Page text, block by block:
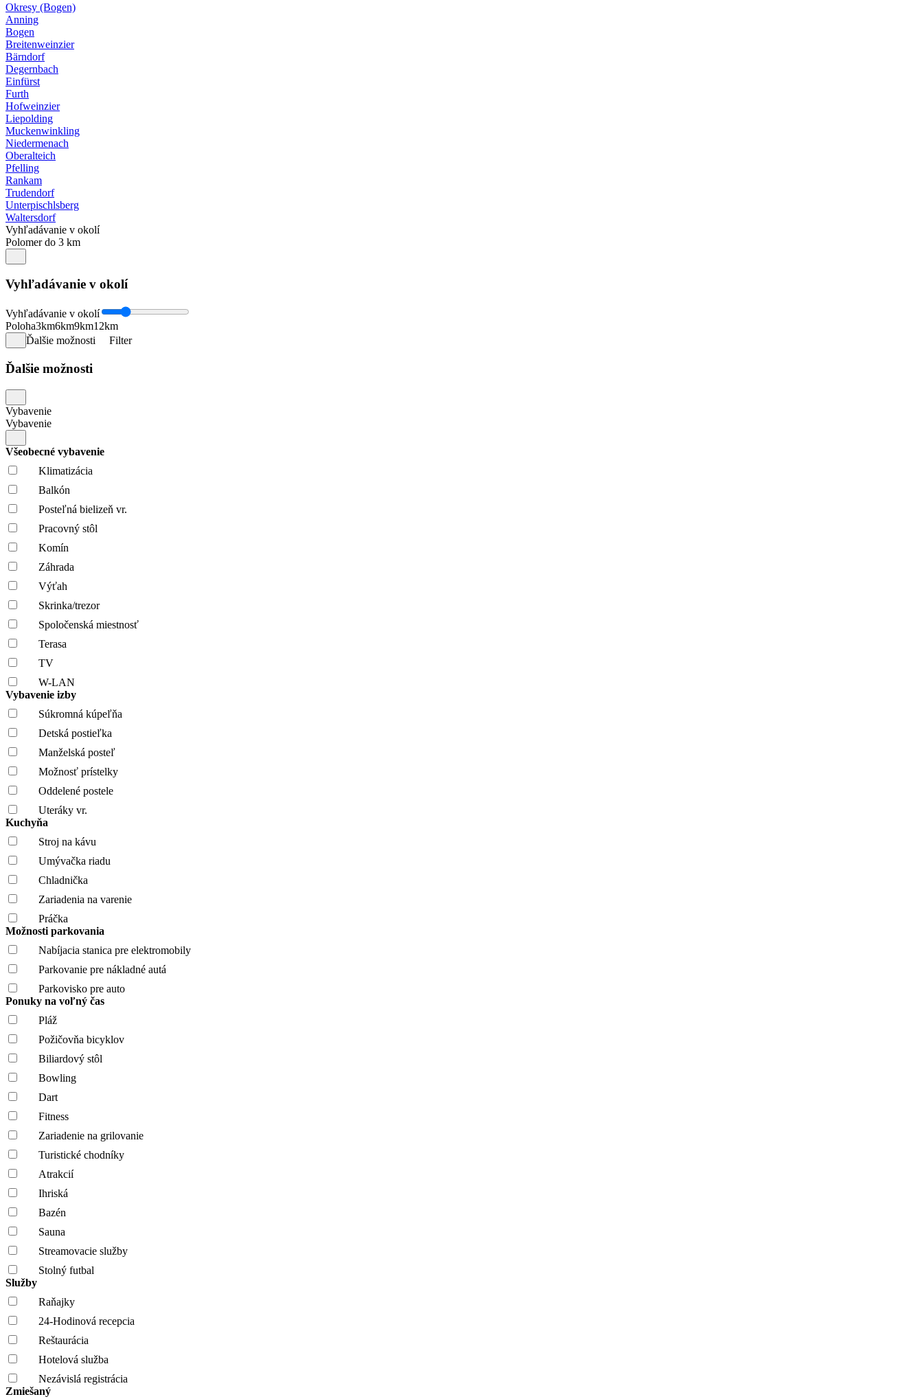
Okresy (Bogen)
Anning
Bogen
Breitenweinzier
Bärndorf
Degernbach
Einfürst
Furth
Hofweinzier
Liepolding
Muckenwinkling
Niedermenach
Oberalteich
Pfelling
Rankam
Trudendorf
Unterpischlsberg
Waltersdorf
Vyhľadávanie v okolí
Polomer do 3 km
Vyhľadávanie v okolí
Vyhľadávanie v okolí
Poloha3km6km9km12km
Ďalšie možnosti
Filter
Ďalšie možnosti
Vybavenie
Vybavenie
Všeobecné vybavenie
Klimatizácia
Balkón
Posteľná bielizeň vr.
Pracovný stôl
Komín
Záhrada
Výťah
Skrinka/trezor
Spoločenská miestnosť
Terasa
TV
W-LAN
Vybavenie izby
Súkromná kúpeľňa
Detská postieľka
Manželská posteľ
Možnosť prístelky
Oddelené postele
Uteráky vr.
Kuchyňa
Stroj na kávu
Umývačka riadu
Chladnička
Zariadenia na varenie
Práčka
Možnosti parkovania
Nabíjacia stanica pre elektromobily
Parkovanie pre nákladné autá
Parkovisko pre auto
Ponuky na voľný čas
Pláž
Požičovňa bicyklov
Biliardový stôl
Bowling
Dart
Fitness
Zariadenie na grilovanie
Turistické chodníky
Atrakcií
Ihriská
Bazén
Sauna
Streamovacie služby
Stolný futbal
Služby
Raňajky
24-Hodinová recepcia
Reštaurácia
Hotelová služba
Nezávislá registrácia
Zmiešaný